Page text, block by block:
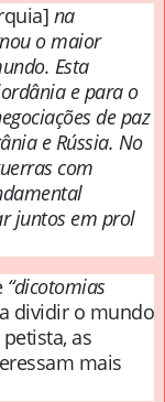
na
o maior
Esta
e para o
de paz
e Rússia. No
com
juntos em prol
“dicotomias
dividir o mundo
as
mais